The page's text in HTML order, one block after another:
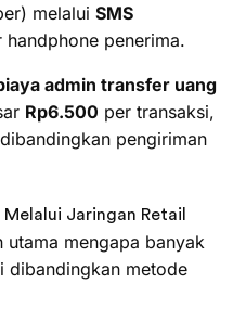
melalui SMS
handphone penerima.
admin transfer uang
Rp6.500 per transaksi,
pengiriman
Jaringan Retail
utama mengapa banyak
dibandingkan metode